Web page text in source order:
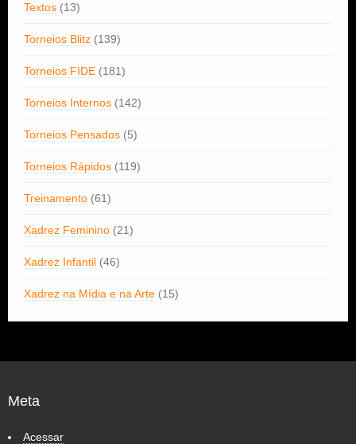
Textos (13)
Torneios Blitz (139)
Torneios FIDE (181)
Torneios Internos (142)
Torneios Pensados (5)
Torneios Rápidos (119)
Treinamento (61)
Xadrez Feminino (21)
Xadrez Infantil (46)
Xadrez na Mídia e na Arte (15)
Meta
Acessar